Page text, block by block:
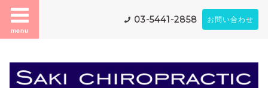
menu
03-5441-2858 お問い合わせ